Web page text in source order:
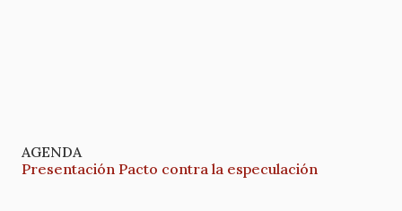
AGENDA
Presentación Pacto contra la especulación